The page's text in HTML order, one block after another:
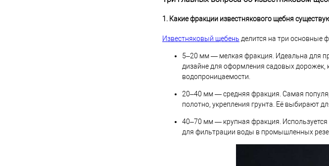
1. Какие фракции известнякового щебня
Известняковый щебень делится на три основные
5–20 мм — мелкая фракция. Идеальна для
дизайне для оформления садовых
водопроницаемости.
20–40 мм — средняя фракция. Самая
полотно, укрепления грунта. Её выбирают
40–70 мм — крупная фракция.
для фильтрации воды в промышленных